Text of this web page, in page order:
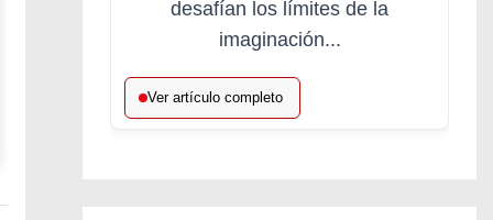
desafían los límites de la
imaginación...
Ver artículo completo